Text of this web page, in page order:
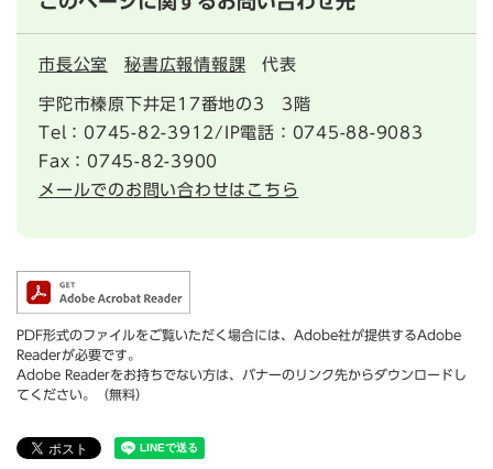
市長公室 秘書広報情報課 代表
宇陀市榛原下井足17番地の3 3階
Tel：0745-82-3912/IP電話：0745-88-9083
Fax：0745-82-3900
メールでのお問い合わせはこちら
PDF形式のファイルをご覧いただく場合には、Adobe社が提供するAdobe
Readerが必要です。
Adobe Readerをお持ちでない方は、バナーのリンク先からダウンロードし
てください。（無料）